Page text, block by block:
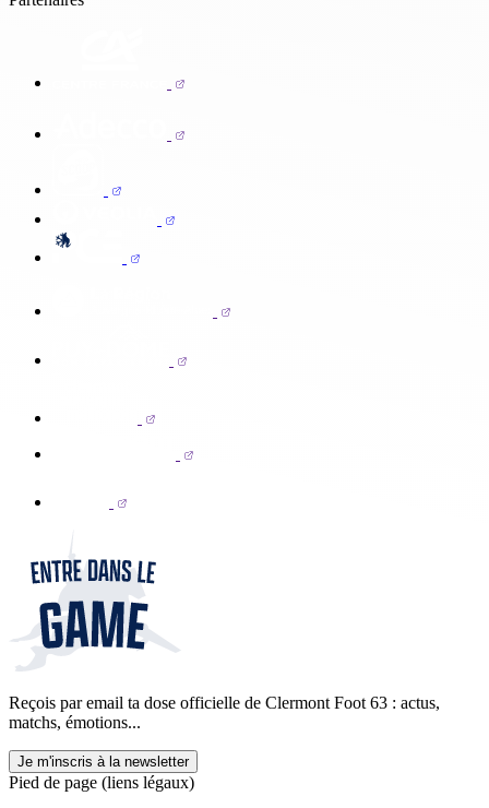
Reçois par email ta dose officielle de Clermont Foot 63 : actus,
matchs, émotions...
Je m'inscris à la newsletter
Pied de page (liens légaux)